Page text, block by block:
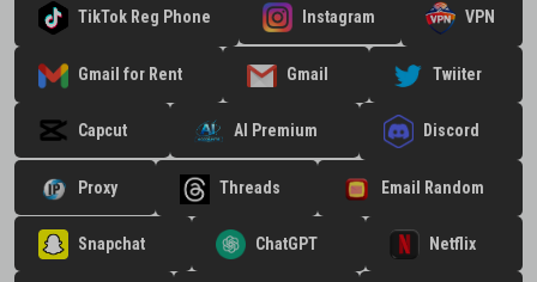
TikTok Reg Phone Instagram VPN
Gmail for Rent Gmail Twiiter
Capcut AI Premium Discord
Proxy Threads Email Random
Snapchat ChatGPT Netflix